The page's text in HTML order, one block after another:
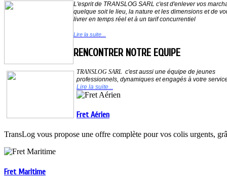
L'esprit de TRANSLOG SARL c'est d'enlever vos
quelque soit le lieu, la nature et les dimensions et de
livrer en temps réel et à un tarif concurrentiel
Lire la suite...
RENCONTRER NOTRE EQUIPE
TRANSLOG SARL c'est aussi une équipe de jeunes
professionnels, dynamiques et engagés à votre
Lire la suite...
Fret Aérien
TransLog vous propose une offre complète pour vos colis urgents,
Fret Maritime